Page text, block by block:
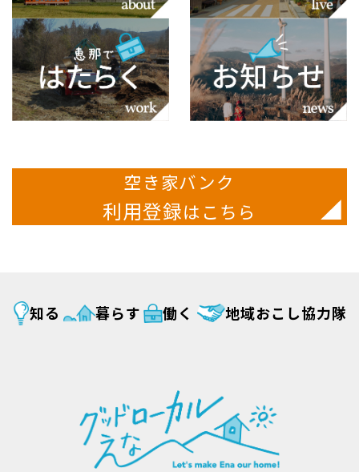
空き家バンク
利用登録はこちら
知る 暮らす 働く 地域おこし協力隊